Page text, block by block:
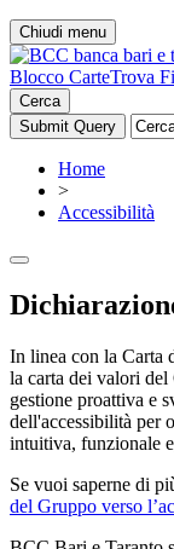
Chiudi menu
Blocco CarteTrova
Cerca
Home
>
Accessibilità
In linea con la Carta
la carta dei valori del
gestione proattiva e
dell'accessibilità per
intuitiva, funzionale
Se vuoi saperne di
del Gruppo verso